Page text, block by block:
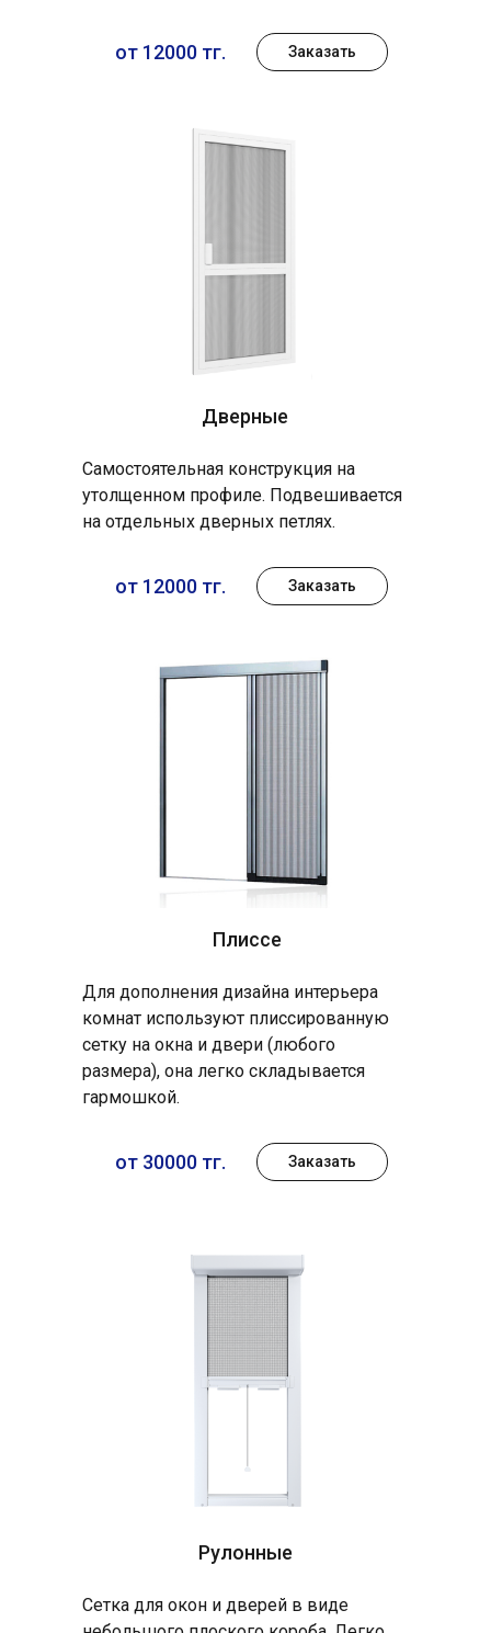
Дверные
Плиссе
Самостоятельная конструкция на
утолщенном профиле. Подвешивается
на отдельных дверных петлях.
Для дополнения дизайна интерьера
комнат используют плиссированную
сетку на окна и двери (любого
размера), она легко складывается
гармошкой.
от 12000 тг.
от 12000 тг.
от 30000 тг.
Заказать
Заказать
Заказать
Рулонные
Сетка для окон и дверей в виде